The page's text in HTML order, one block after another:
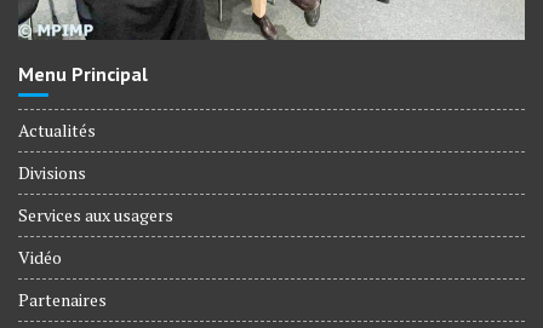
Menu Principal
Actualités
Divisions
Services aux usagers
Vidéo
Partenaires